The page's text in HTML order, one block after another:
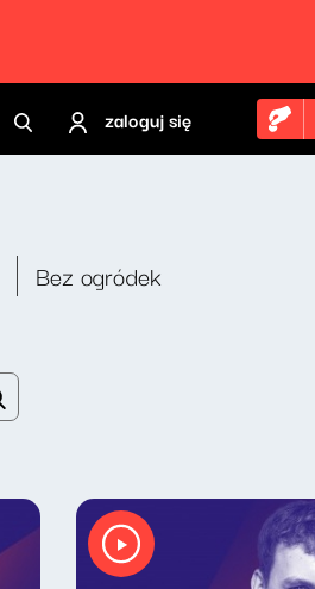
zaloguj się
Bez ogródek